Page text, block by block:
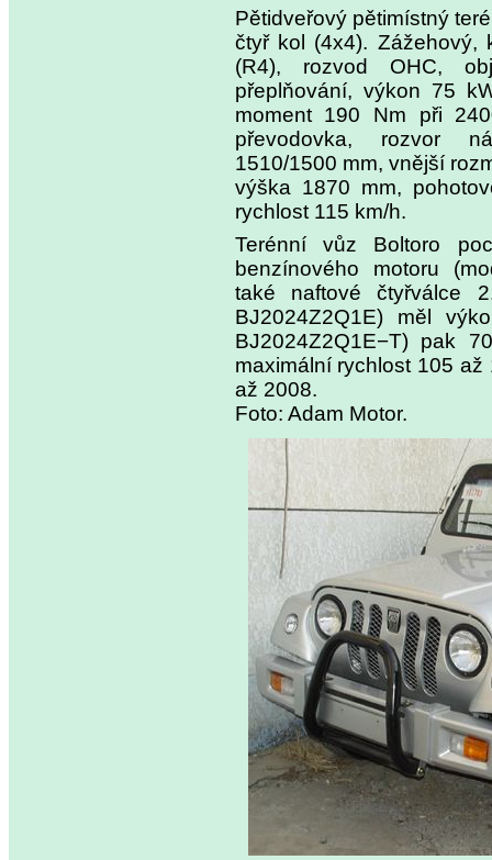
Pětidveřový pětimístný
čtyř kol (4x4). Zážehový,
(R4), rozvod OHC,
přeplňování, výkon 75
moment 190 Nm při
převodovka, rozvor
1510/1500 mm, vnější
výška 1870 mm,
rychlost 115 km/h.
Terénní vůz Boltoro
benzínového motoru
také naftové čtyřválce
BJ2024Z2Q1E) měl
BJ2024Z2Q1E−T) pak
maximální rychlost 105
až 2008.
Foto: Adam Motor.